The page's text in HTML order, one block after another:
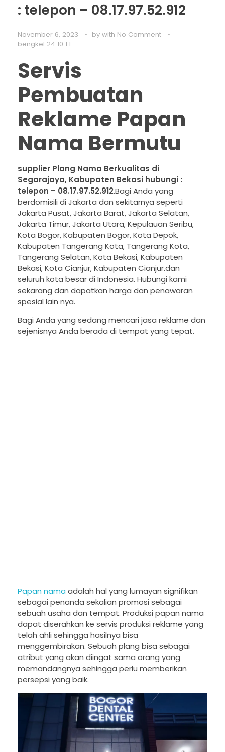
: telepon – 08.17.97.52.912
November 6, 2023 by with No Comment
bengkel 24 10 1.1
Servis
Pembuatan
Reklame Papan
Nama Bermutu
supplier Plang Nama Berkualitas di
Segarajaya, Kabupaten Bekasi hubungi :
telepon – 08.17.97.52.912.Bagi Anda yang
berdomisili di Jakarta dan sekitarnya seperti
Jakarta Pusat, Jakarta Barat, Jakarta Selatan,
Jakarta Timur, Jakarta Utara, Kepulauan Seribu,
Kota Bogor, Kabupaten Bogor, Kota Depok,
Kabupaten Tangerang Kota, Tangerang Kota,
Tangerang Selatan, Kota Bekasi, Kabupaten
Bekasi, Kota Cianjur, Kabupaten Cianjur.dan
seluruh kota besar di Indonesia. Hubungi kami
sekarang dan dapatkan harga dan penawaran
spesial lain nya.
Bagi Anda yang sedang mencari jasa reklame dan
sejenisnya Anda berada di tempat yang tepat.
Papan nama adalah hal yang lumayan signifikan
sebagai penanda sekalian promosi sebagai
sebuah usaha dan tempat. Produksi papan nama
dapat diserahkan ke servis produksi reklame yang
telah ahli sehingga hasilnya bisa
menggembirakan. Sebuah plang bisa sebagai
atribut yang akan diingat sama orang yang
memandangnya sehingga perlu memberikan
persepsi yang baik.